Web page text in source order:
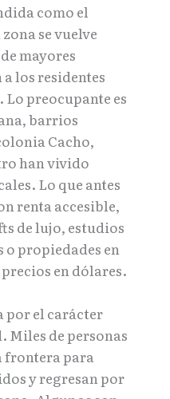
como el
se vuelve
mayores
los residentes
preocupante es
barrios
Cacho,
han vivido
Lo que antes
renta accesible,
de lujo, estudios
propiedades en
en dólares.
por el carácter
Miles de personas
frontera para
y regresan por